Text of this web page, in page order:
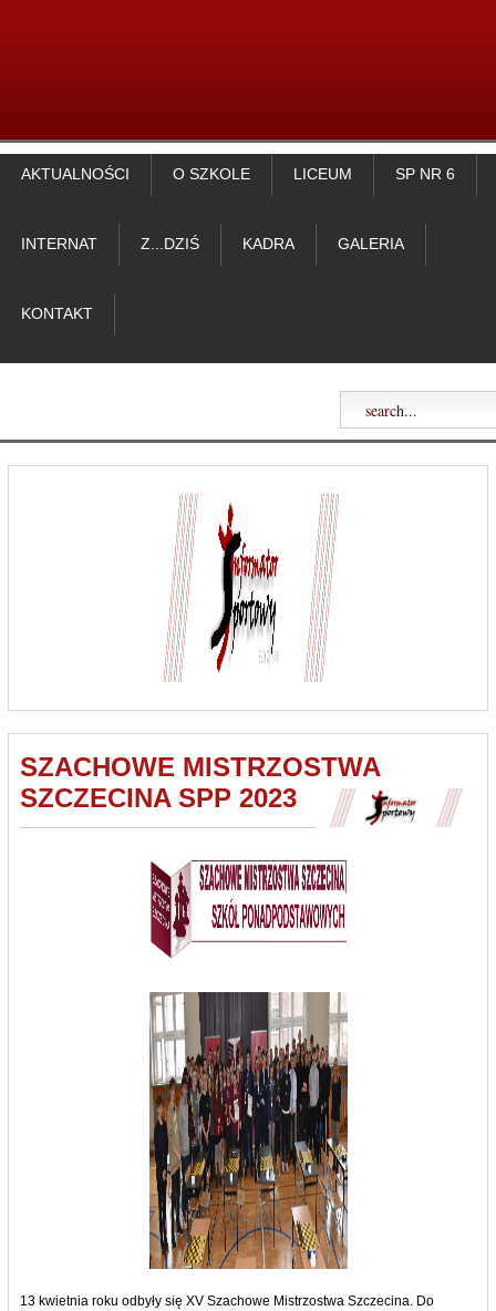
AKTUALNOŚCI O SZKOLE LICEUM SP NR 6
INTERNAT Z...DZIŚ KADRA GALERIA
KONTAKT
SZACHOWE MISTRZOSTWA
SZCZECINA SPP 2023
13 kwietnia roku odbyły się XV Szachowe Mistrzostwa Szczecina. Do